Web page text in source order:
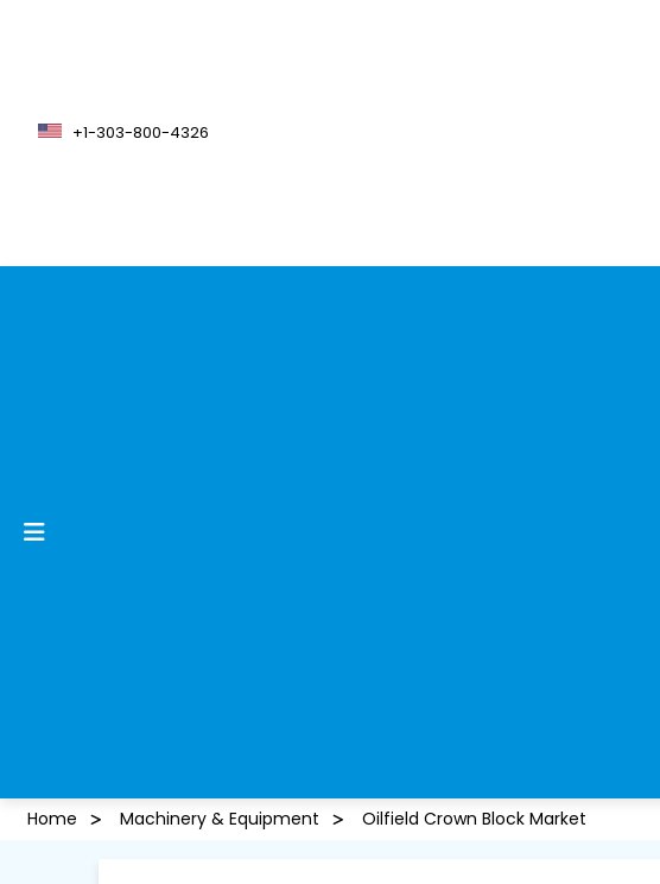
+1-303-800-4326
Home Machinery & Equipment Oilfield Crown Block Market